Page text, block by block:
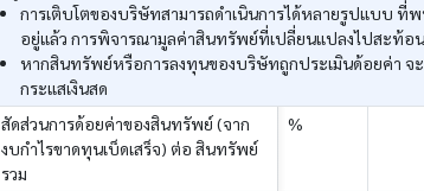
การเติบโตของบริษัทสามารถดำเนินการได้หลายรูปแบบ
อยู่แล้ว การพิจารณามูลค่าสินทรัพย์ที่เปลี่ยนแปลงไปสะท้
หากสินทรัพย์หรือการลงทุนของบริษัทถูกประเมินด้อยค่า จ
กระแสเงินสด
สัดส่วนการด้อยค่าของสินทรัพย์ (จาก
งบกำไรขาดทุนเบ็ดเสร็จ) ต่อ สินทรัพย์
รวม
%